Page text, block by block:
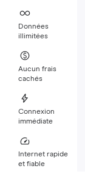
Données
illimitées
Aucun frais
cachés
Connexion
immédiate
Internet rapide
et fiable